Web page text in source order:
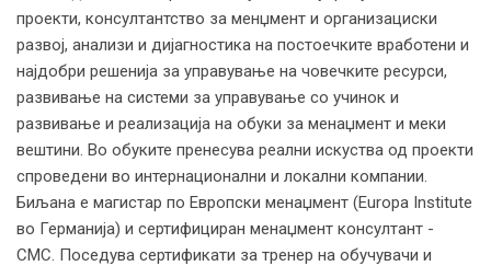
проекти, консултантство за менџмент и организациски
развој, анализи и дијагностика на постоечките вработени и
најдобри решенија за управување на човечките ресурси,
развивање на системи за управување со учинок и
развивање и реализација на обуки за менаџмент и меки
вештини. Во обуките пренесува реални искуства од проекти
спроведени во интернационални и локални компании.
Биљана е магистар по Европски менаџмент (Europa Institute
во Германија) и сертифициран менаџмент консултант -
СМС. Поседува сертификати за тренер на обучувачи и